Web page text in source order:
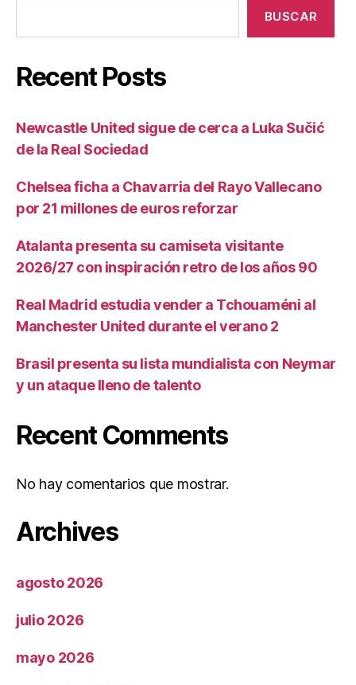
BUSCAR
Recent Posts
Newcastle United sigue de cerca a Luka Sučić
de la Real Sociedad
Chelsea ficha a Chavarria del Rayo Vallecano
por 21 millones de euros reforzar
Atalanta presenta su camiseta visitante
2026/27 con inspiración retro de los años 90
Real Madrid estudia vender a Tchouaméni al
Manchester United durante el verano 2
Brasil presenta su lista mundialista con Neymar
y un ataque lleno de talento
Recent Comments
No hay comentarios que mostrar.
Archives
agosto 2026
julio 2026
mayo 2026